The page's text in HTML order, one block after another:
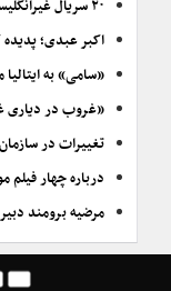
۲۰ سریال غیرانگلیسی‌زبان برگزیده سال‌های اخیر
اکبر عبدی؛
«سامی» به
«غروب در دیاری
تغییرات در
درباره چهار فیلم موفق در
مرضیه برومند